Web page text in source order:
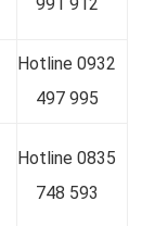
991 912
Hotline 0932
497 995
Hotline 0835
748 593